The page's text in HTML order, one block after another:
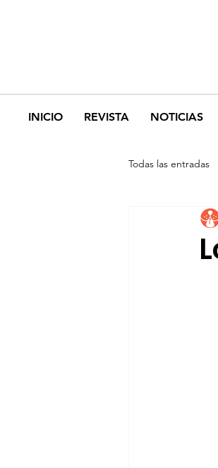
INICIO REVISTA NOTICIAS
Todas las entradas